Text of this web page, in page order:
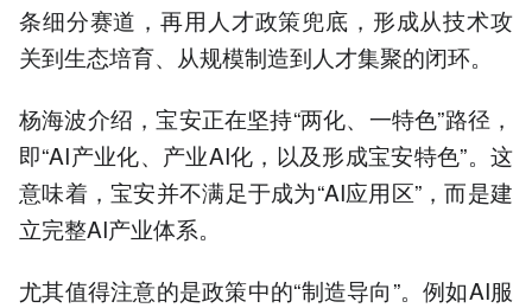
条细分赛道，再用人才政策兜底，形成从技术攻
关到生态培育、从规模制造到人才集聚的闭环。
杨海波介绍，宝安正在坚持“两化、一特色”路径，
即“AI产业化、产业AI化，以及形成宝安特色”。这
意味着，宝安并不满足于成为“AI应用区”，而是建
立完整AI产业体系。
尤其值得注意的是政策中的“制造导向”。例如AI服